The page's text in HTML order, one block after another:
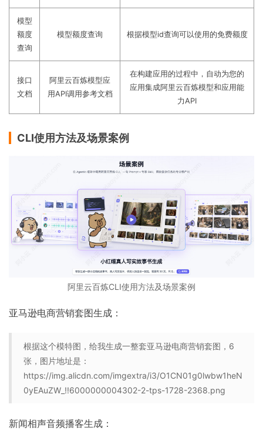
模型
额度
查询
模型额度查询 根据模型id查询可以使用的免费额度
接口
文档
阿里云百炼模型应
用API调用参考文档
在构建应用的过程中，自动为您的
应用集成阿里云百炼模型和应用能
力API
CLI使用方法及场景案例
阿里云百炼CLI使用方法及场景案例
亚马逊电商营销套图生成：
根据这个模特图，给我生成一整套亚马逊电商营销套图，6
张，图片地址是：
https://img.alicdn.com/imgextra/i3/O1CN01g0lwbw1heN
0yEAuZW_!!6000000004302-2-tps-1728-2368.png
新闻相声音频播客生成：